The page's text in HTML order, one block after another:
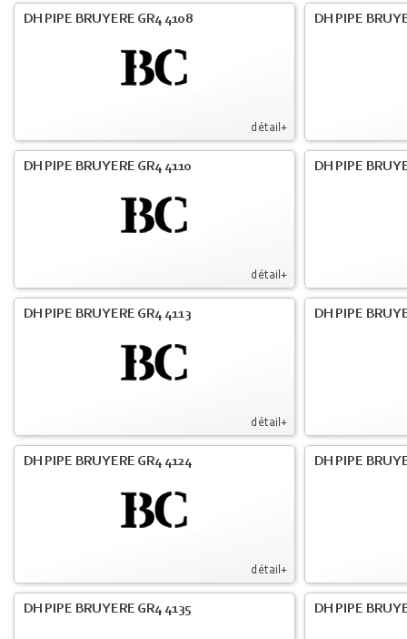
détail+
DH PIPE BRUYERE GR4 4108 DH PIPE
détail+
DH PIPE BRUYERE GR4 4110 DH PIPE
détail+
DH PIPE BRUYERE GR4 4113 DH PIPE
détail+
DH PIPE BRUYERE GR4 4124 DH PIPE
DH PIPE BRUYERE GR4 4135 DH PIPE